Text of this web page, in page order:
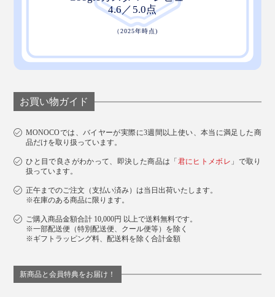
お買い物ガイド
MONOCOでは、バイヤーが実際に3週間以上使い、本当に満足した商
品だけを取り扱っています。
ひと目で良さがわかって、即決した商品は「 君にヒトメボレ 」で取り
扱っています。
正午までのご注文（支払い済み）は当日出荷いたします。
※在庫のある商品に限ります。
ご購入商品金額合計 10,000円 以上で送料無料です。
※一部配送便（特別配送便、クール便等）を除く
※ギフトラッピング料、配送料を除く合計金額
新商品と会員特典をお届け！